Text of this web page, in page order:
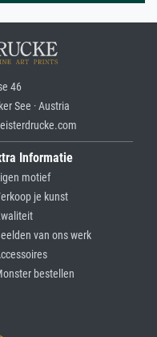
46
See · Austria
Informatie
motief
je kunst
van ons werk
bestellen